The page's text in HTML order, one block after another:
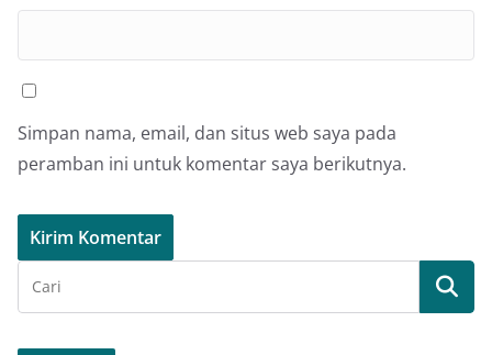
Simpan nama, email, dan situs web saya pada
peramban ini untuk komentar saya berikutnya.